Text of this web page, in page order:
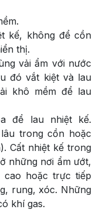
kế, không để cồn
thị.
vải ẩm với nước
đó vắt kiệt và lau
khô mềm để lau
để lau nhiệt kế.
trong cồn hoặc
Cất nhiệt kế trong
những nơi ẩm ướt,
hoặc trực tiếp
rung, xóc. Những
khí gas.